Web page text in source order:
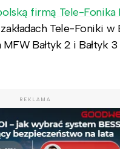
firmą Tele-Fonika
Tele-Foniki w
Bałtyk 2 i Bałtyk
REKLAMA